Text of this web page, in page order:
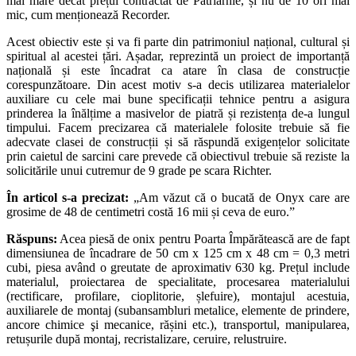
mic, cum menționează Recorder.
Acest obiectiv este și va fi parte din patrimoniul național, cultural și
spiritual al acestei țări. Așadar, reprezintă un proiect de importanță
națională și este încadrat ca atare în clasa de construcție
corespunzătoare. Din acest motiv s-a decis utilizarea materialelor
auxiliare cu cele mai bune specificații tehnice pentru a asigura
prinderea la înălțime a masivelor de piatră și rezistența de-a lungul
timpului. Facem precizarea că materialele folosite trebuie să fie
adecvate clasei de construcții și să răspundă exigențelor solicitate
prin caietul de sarcini care prevede că obiectivul trebuie să reziste la
solicitările unui cutremur de 9 grade pe scara Richter.
În articol s-a precizat: „Am văzut că o bucată de Onyx care are
grosime de 48 de centimetri costă 16 mii și ceva de euro.”
Răspuns: Acea piesă de onix pentru Poarta Împărătească are de fapt
dimensiunea de încadrare de 50 cm x 125 cm x 48 cm = 0,3 metri
cubi, piesa având o greutate de aproximativ 630 kg. Prețul include
materialul, proiectarea de specialitate, procesarea materialului
(rectificare, profilare, cioplitorie, șlefui­re), montajul acestuia,
auxiliarele de montaj (subansambluri metalice, elemente de prindere,
ancore chimice şi mecanice, rășini etc.), transportul, manipularea,
retușurile după montaj, recristalizare, ceruire, relustruire.